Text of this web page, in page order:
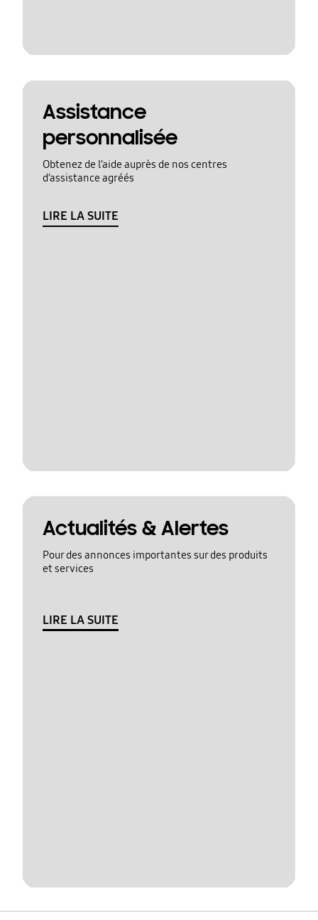
Assistance
personnalisée
Obtenez de l’aide auprès de nos centres
d’assistance agréés
LIRE LA SUITE
Actualités & Alertes
Pour des annonces importantes sur des produits
et services
LIRE LA SUITE